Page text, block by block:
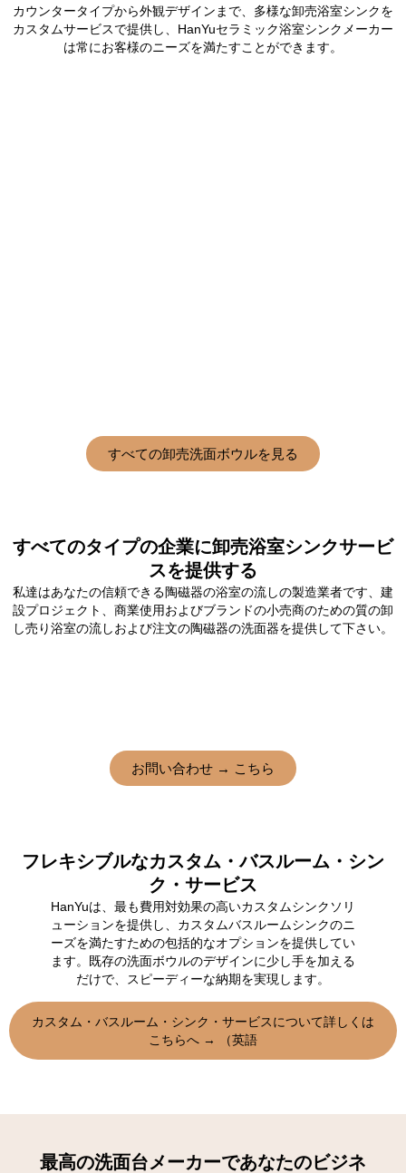
カウンタータイプから外観デザインまで、多様な卸売浴室シンクを
カスタムサービスで提供し、HanYuセラミック浴室シンクメーカー
は常にお客様のニーズを満たすことができます。
すべての卸売洗面ボウルを見る
すべてのタイプの企業に卸売浴室シンクサービ
スを提供する
私達はあなたの信頼できる陶磁器の浴室の流しの製造業者です、建
設プロジェクト、商業使用およびブランドの小売商のための質の卸
し売り浴室の流しおよび注文の陶磁器の洗面器を提供して下さい。
お問い合わせ → こちら
フレキシブルなカスタム・バスルーム・シン
ク・サービス
HanYuは、最も費用対効果の高いカスタムシンクソリ
ューションを提供し、カスタムバスルームシンクのニ
ーズを満たすための包括的なオプションを提供してい
ます。既存の洗面ボウルのデザインに少し手を加える
だけで、スピーディーな納期を実現します。
カスタム・バスルーム・シンク・サービスについて詳しくは
こちらへ → （英語
最高の洗面台メーカーであなたのビジネ